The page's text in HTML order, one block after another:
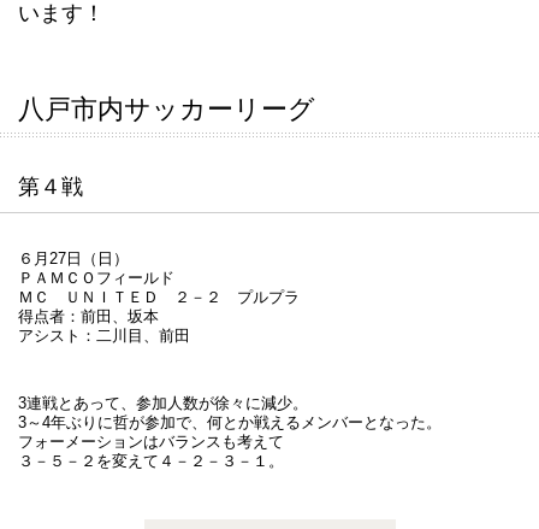
います！
八戸市内サッカーリーグ
第４戦
６月27日（日）
ＰＡＭＣＯフィールド
ＭＣ ＵＮＩＴＥＤ ２－２ プルプラ
得点者：前田、坂本
アシスト：二川目、前田
3連戦とあって、参加人数が徐々に減少。
3～4年ぶりに哲が参加で、何とか戦えるメンバーとなった。
フォーメーションはバランスも考えて
３－５－２を変えて４－２－３－１。